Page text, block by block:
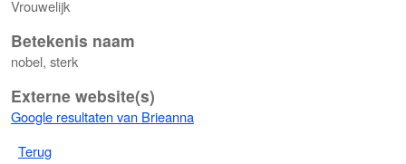
Vrouwelijk
Betekenis naam
nobel, sterk
Externe website(s)
Google resultaten van Brieanna
Terug